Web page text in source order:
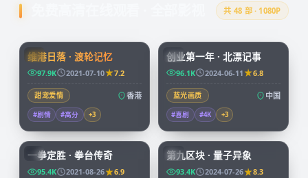
共 48 部 · 1080P
HK
维港日落 · 渡轮记忆
97.9K 2021-07-10 7.2
甜宠爱情 香港
#剧情 #高分 +3
CN
创业第一年 · 北漂记事
96.1K 2024-06-11 6.8
蓝光画质 中国
#喜剧 #4K +3
KR
96:07
一拳定胜 · 拳台传奇
95.4K 2021-08-26 6.9
CN
99:49
第九区块 · 量子异象
93.4K 2024-07-26 8.3